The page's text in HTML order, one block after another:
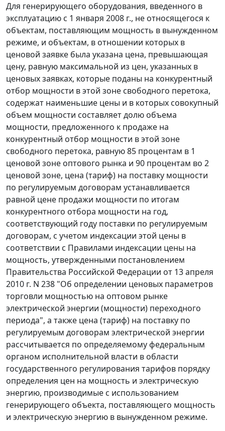
Для генерирующего оборудования, введенного в
эксплуатацию с 1 января 2008 г., не относящегося к
объектам, поставляющим мощность в вынужденном
режиме, и объектам, в отношении которых в
ценовой заявке была указана цена, превышающая
цену, равную максимальной из цен, указанных в
ценовых заявках, которые поданы на конкурентный
отбор мощности в этой зоне свободного перетока,
содержат наименьшие цены и в которых совокупный
объем мощности составляет долю объема
мощности, предложенного к продаже на
конкурентный отбор мощности в этой зоне
свободного перетока, равную 85 процентам в 1
ценовой зоне оптового рынка и 90 процентам во 2
ценовой зоне, цена (тариф) на поставку мощности
по регулируемым договорам устанавливается
равной цене продажи мощности по итогам
конкурентного отбора мощности на год,
соответствующий году поставки по регулируемым
договорам, с учетом индексации этой цены в
соответствии с Правилами индексации цены на
мощность, утвержденными постановлением
Правительства Российской Федерации от 13 апреля
2010 г. N 238 "Об определении ценовых параметров
торговли мощностью на оптовом рынке
электрической энергии (мощности) переходного
периода", а также цена (тариф) на поставку по
регулируемым договорам электрической энергии
рассчитывается по определяемому федеральным
органом исполнительной власти в области
государственного регулирования тарифов порядку
определения цен на мощность и электрическую
энергию, производимые с использованием
генерирующего объекта, поставляющего мощность
и электрическую энергию в вынужденном режиме.